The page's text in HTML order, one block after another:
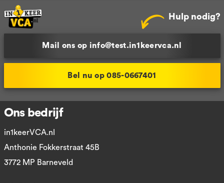
Hulp nodig?
Mail ons op info@test.in1keervca.nl
Bel nu op 085-0667401
Ons bedrijf
in1keerVCA.nl
Anthonie Fokkerstraat 45B
3772 MP Barneveld